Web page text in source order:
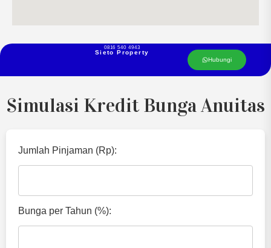
Sieto Property
0816 540 4943
Hubungi
Simulasi Kredit Bunga Anuitas
Jumlah Pinjaman (Rp):
Bunga per Tahun (%):